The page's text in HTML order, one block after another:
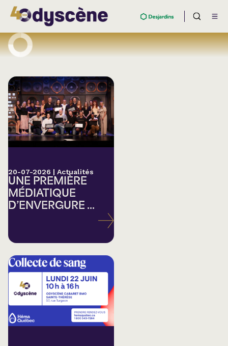
20-07-2026 | Actualités
UNE PREMIÈRE
MÉDIATIQUE
D’ENVERGURE ...